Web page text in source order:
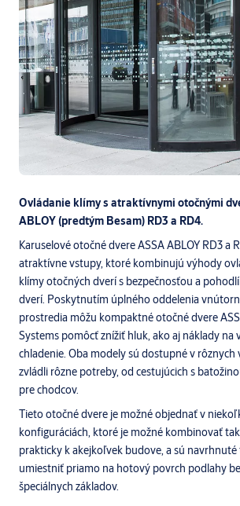
Ovládanie klímy s atraktívnymi otočnými
ABLOY (predtým Besam) RD3 a RD4.
Karuselové otočné dvere ASSA ABLOY RD3 a
atraktívne vstupy, ktoré kombinujú výhody
klímy otočných dverí s bezpečnosťou a
dverí. Poskytnutím úplného oddelenia
prostredia môžu kompaktné otočné dvere
Systems pomôcť znížiť hluk, ako aj náklady na
chladenie. Oba modely sú dostupné v rôznych
zvládli rôzne potreby, od cestujúcich s
pre chodcov.
Tieto otočné dvere je možné objednať v
konfiguráciách, ktoré je možné kombinovať
prakticky k akejkoľvek budove, a sú navrhnuté
umiestniť priamo na hotový povrch podlahy
špeciálnych základov.